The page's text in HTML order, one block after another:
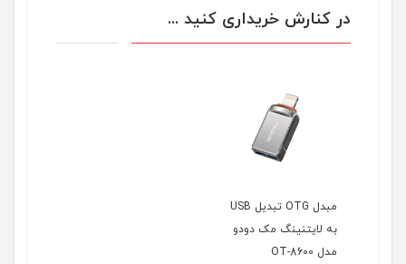
در کنارش خریداری کنید ...
مبدل OTG تبدیل USB
به لایتنینگ مک دودو
مدل OT-8600